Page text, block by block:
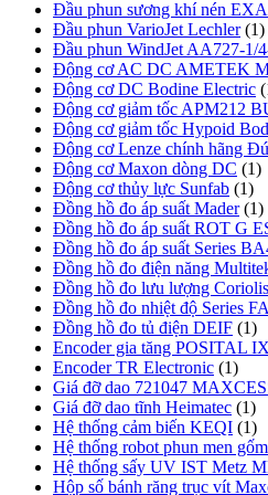
Đầu phun sương khí nén
Đầu phun VarioJet Lechler (1)
Đầu phun WindJet AA727-1/
Động cơ AC DC AMETEK
Động cơ DC Bodine Electric
Động cơ giảm tốc APM212
Động cơ giảm tốc Hypoid
Động cơ Lenze chính hãng
Động cơ Maxon dòng DC (1)
Động cơ thủy lực Sunfab (1)
Đồng hồ đo áp suất Mader (1)
Đồng hồ đo áp suất ROT G
Đồng hồ đo áp suất Series
Đồng hồ đo điện năng
Đồng hồ đo lưu lượng
Đồng hồ đo nhiệt độ Series
Đồng hồ đo tủ điện DEIF (1)
Encoder gia tăng POSITAL
Encoder TR Electronic (1)
Giá đỡ dao 721047
Giá đỡ dao tĩnh Heimatec (1)
Hệ thống cảm biến KEQI (1)
Hệ thống robot phun men
Hệ thống sấy UV IST Metz
Hộp số bánh răng trục vít